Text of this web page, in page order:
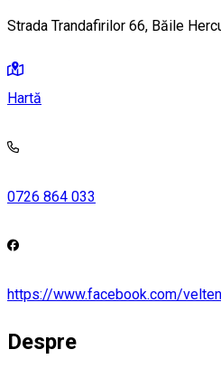
Strada Trandafirilor 66, Băile
Hartă
0726 864 033
https://www.facebook.com/
Despre